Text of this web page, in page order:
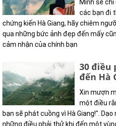
Mình sẽ
các bạn đi
chứng kiến Hà Giang, hãy chiêm
qua những bức ảnh đẹp đến mấy
cảm nhận của chính bạn
30 điều
đến Hà
Xin mượn
một điều
bạn sẽ phát cuồng vì Hà Giang!".
những điều phải thử khi đến một